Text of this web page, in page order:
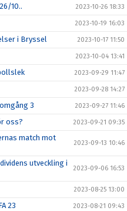
10.. 2023-10-26 18:33
2023-10-19 16:03
i Bryssel 2023-10-17 11:50
2023-10-04 13:41
2023-09-29 11:47
2023-09-28 14:27
3 2023-09-27 11:46
oss? 2023-09-21 09:35
match mot
2023-09-13 10:46
utveckling i
2023-09-06 16:53
2023-08-25 13:00
23 2023-08-21 09:43